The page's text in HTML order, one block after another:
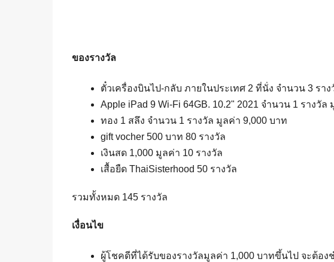
ของรางวัล
ตั๋วเครื่องบินไป-กลับ ภายในประเทศ 2 ที่นั่ง จำนวน 3 รา
Apple iPad 9 Wi-Fi 64GB. 10.2" 2021 จำนวน 1 รางวัล
ทอง 1 สลึง จำนวน 1 รางวัล มูลค่า 9,000 บาท
gift vocher 500 บาท 80 รางวัล
เงินสด 1,000 มูลค่า 10 รางวัล
เสื้อยืด ThaiSisterhood 50 รางวัล
รวมทั้งหมด 145 รางวัล
เงื่อนไข
ผู้โชคดีที่ได้รับของรางวัลมูลค่า 1,000 บาทขึ้นไป จะต้อ